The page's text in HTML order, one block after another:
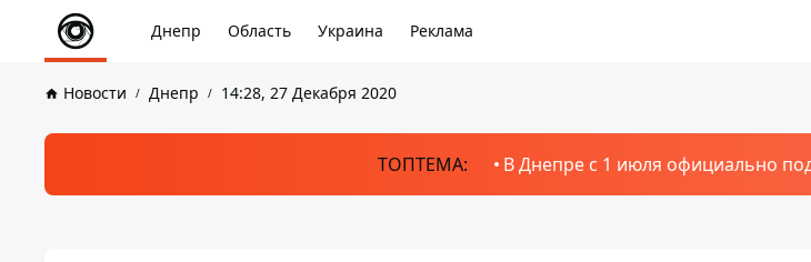
Днепр Область Украина Реклама
Новости Днепр 14:28, 27 Декабря 2020
ТОПТЕМА: В Днепре с 1 июля официально